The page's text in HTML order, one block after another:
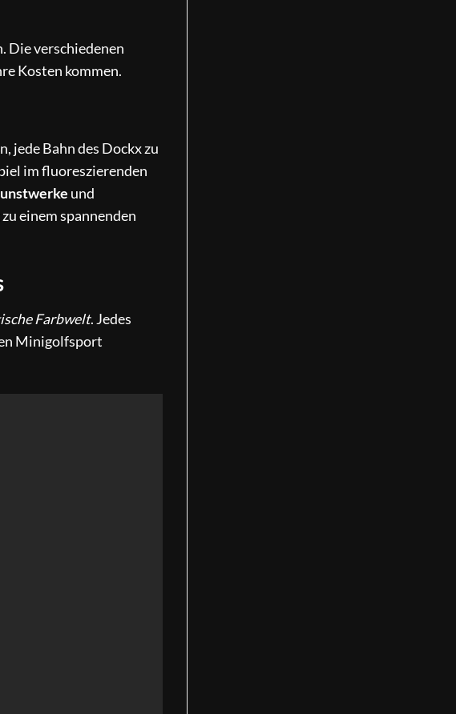
Die verschiedenen
Kosten kommen.
jede Bahn des Dockx zu
im fluoreszierenden
und
einem spannenden
Farbwelt. Jedes
Minigolfsport